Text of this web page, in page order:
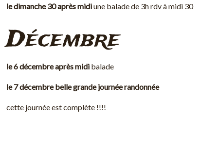
le dimanche 30 après midiune balade de 3h rdv à midi 30
Décembre
le 6 décembre après midi balade
le 7 décembre belle grande journée randonnée
cette journée est complète !!!!